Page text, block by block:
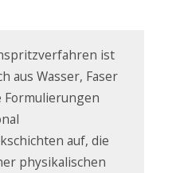
ist
aus Wasser, Faser
Formulierungen
auf, die
physikalischen